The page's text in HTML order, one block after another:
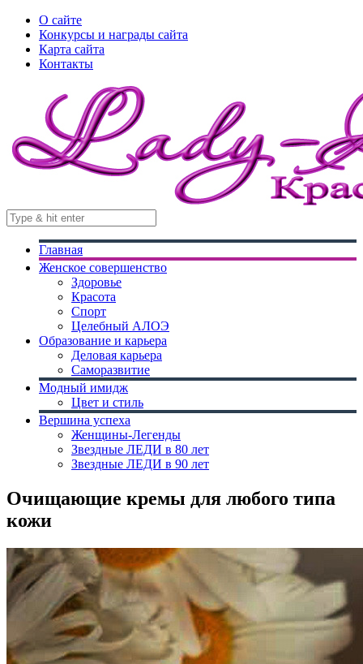
О сайте
Конкурсы и награды сайта
Карта сайта
Контакты
Главная
Женское совершенство
Здоровье
Красота
Спорт
Целебный АЛОЭ
Образование и карьера
Деловая карьера
Саморазвитие
Модный имидж
Цвет и стиль
Вершина успеха
Женщины-Легенды
Звездные ЛЕДИ в 80 лет
Звездные ЛЕДИ в 90 лет
Очищающие кремы для любого типа
кожи